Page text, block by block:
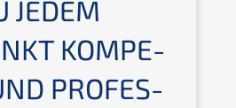
JEDEM
KOMPE­
PROFES­